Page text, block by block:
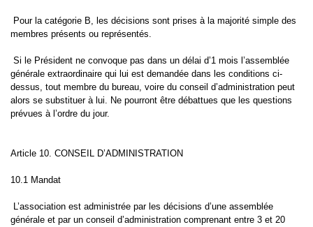
Pour la catégorie B, les décisions sont prises à la majorité simple des
membres présents ou représentés.
Si le Président ne convoque pas dans un délai d’1 mois l’assemblée
générale extraordinaire qui lui est demandée dans les conditions ci-
dessus, tout membre du bureau, voire du conseil d’administration peut
alors se substituer à lui. Ne pourront être débattues que les questions
prévues à l’ordre du jour.
Article 10. CONSEIL D’ADMINISTRATION
10.1 Mandat
L’association est administrée par les décisions d’une assemblée
générale et par un conseil d’administration comprenant entre 3 et 20